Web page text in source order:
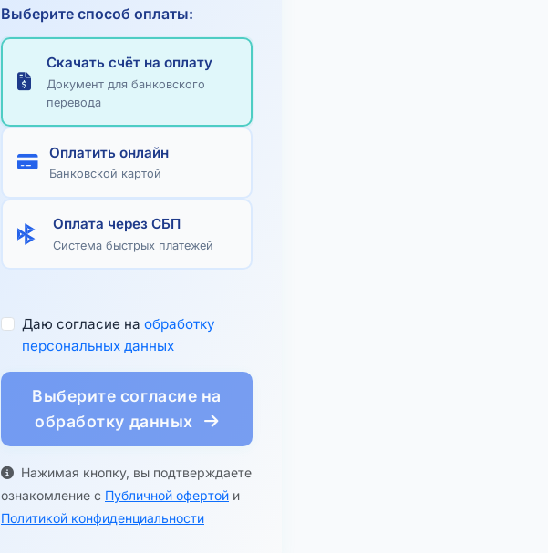
Выберите способ оплаты:
Скачать счёт на оплату
Документ для банковского
перевода
Оплатить онлайн
Банковской картой
Оплата через СБП
Система быстрых платежей
Даю согласие на обработку
персональных данных
Выберите согласие на
обработку данных
Нажимая кнопку, вы подтверждаете
ознакомление с Публичной офертой и
Политикой конфиденциальности